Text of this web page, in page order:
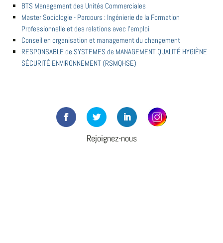
BTS Management des Unités Commerciales
Master Sociologie - Parcours : Ingénierie de la Formation
Professionnelle et des relations avec l’emploi
Conseil en organisation et management du changement
RESPONSABLE de SYSTEMES de MANAGEMENT QUALITÉ HYGIÈNE
SÉCURITÉ ENVIRONNEMENT (RSMQHSE)
Rejoignez-nous